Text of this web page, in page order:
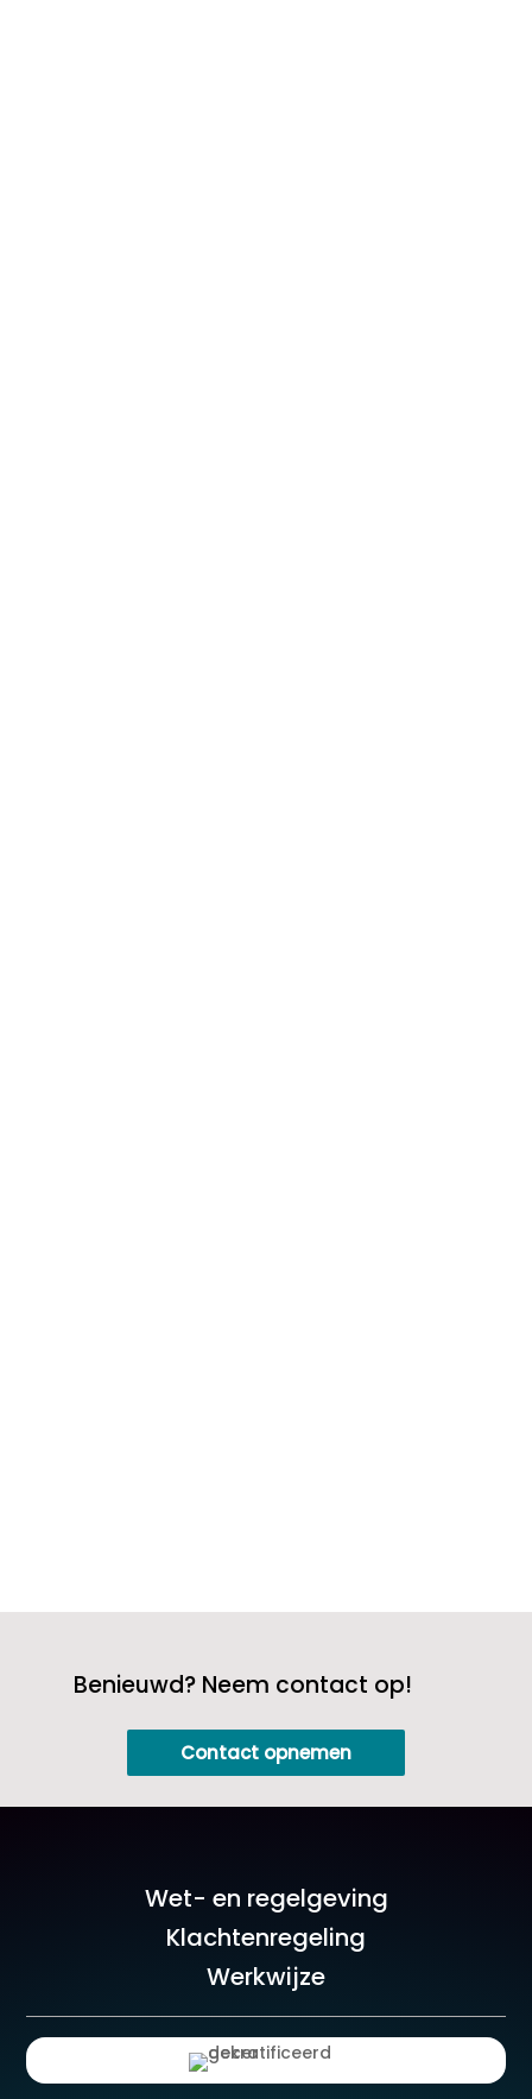
Benieuwd? Neem contact op!
Contact opnemen
Wet- en regelgeving
Klachtenregeling
Werkwijze